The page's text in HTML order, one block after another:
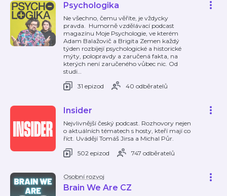
Psychologika
Ne všechno, čemu věříte, je vždycky
pravda. Humorně vzdělávací podcast
magazínu Moje Psychologie, ve kterém
Adam Balažovič a Brigita Zemen každý
týden rozbíjejí psychologické a historické
mýty, polopravdy a zaručená fakta, na
kterých není zaručeného vůbec nic. Od
studi…
31 epizod
40 odběratelů
Insider
Nejvlivnější český podcast. Rozhovory nejen
o aktuálních tématech s hosty, kteří mají co
říct. Uvádějí Tomáš Jirsa a Michal Půr.
502 epizod
747 odběratelů
Osobní rozvoj
Brain We Are CZ